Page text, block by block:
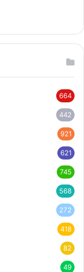
664
442
921
621
745
568
272
418
82
49